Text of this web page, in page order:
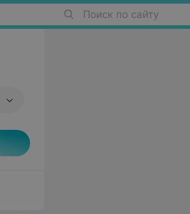
Поиск по сайту